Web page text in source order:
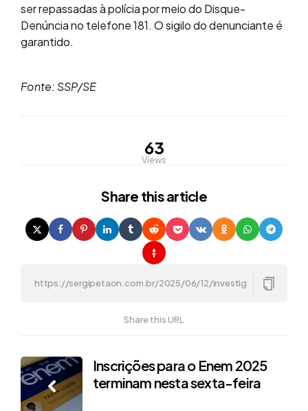
ser repassadas à polícia por meio do Disque-
Denúncia no telefone 181. O sigilo do denunciante é
garantido.
Fonte: SSP/SE
63
Views
Share this article
Share this URL
Post
navigation
Inscrições para o Enem 2025
terminam nesta sexta-feira